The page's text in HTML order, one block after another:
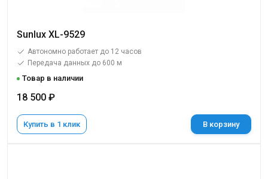
Sunlux XL-9529
Автономно работает до 12 часов
Передача данных до 600 м
Товар в наличии
18 500 ₽
Купить в 1 клик В корзину